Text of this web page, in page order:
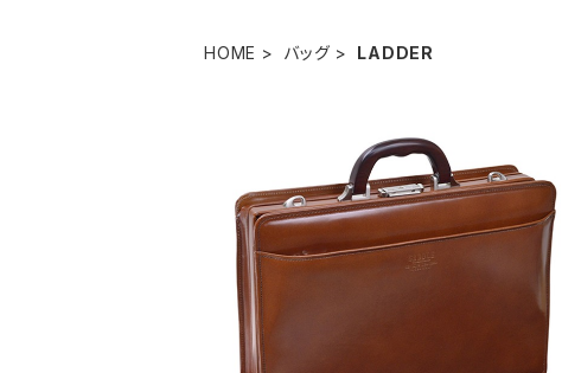
HOME バッグ LADDER
ラダー LADDER ビジネスバッグ メンズ 223
SOLD OUT